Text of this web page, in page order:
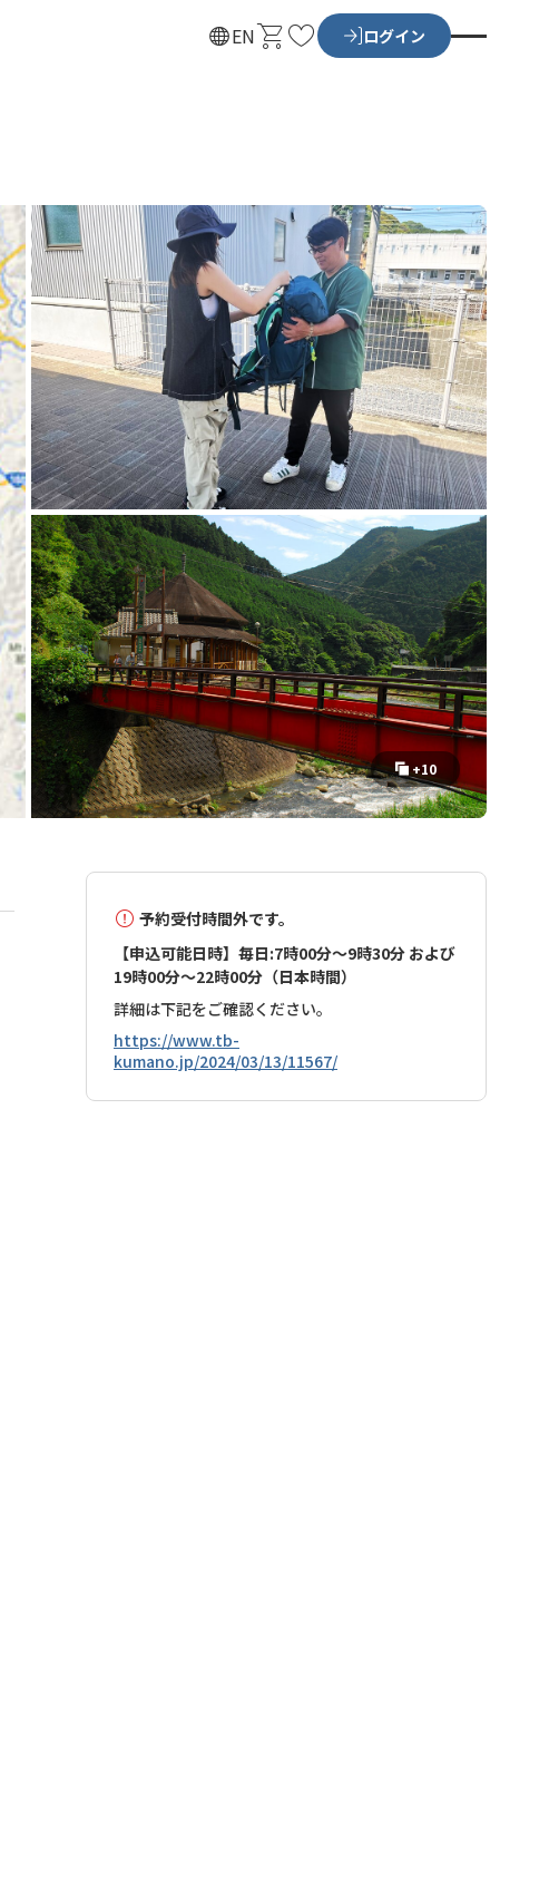
ENカ お
ログイン
+10
予約受付時間外です。
【申込可能日時】毎日:7時00分～9時30分 および
19時00分～22時00分（日本時間）
詳細は下記をご確認ください。
https://www.tb-
kumano.jp/2024/03/13/11567/